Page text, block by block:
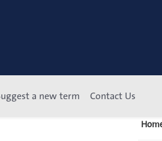
a new term Contact Us